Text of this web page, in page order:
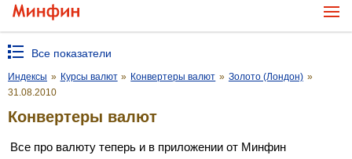
Все показатели
Индексы » Курсы валют » Конвертеры валют » Золото (Лондон) »
31.08.2010
Конвертеры валют
Все про валюту теперь и в приложении от Минфин